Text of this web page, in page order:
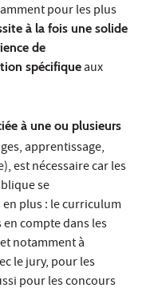
pour les plus
à la fois une solide
de
spécifiqueaux
à une ou plusieurs
apprentissage,
est nécessaire car les
se
plus : le curriculum
compte dans les
notamment à
le jury, pour les
pour les concours